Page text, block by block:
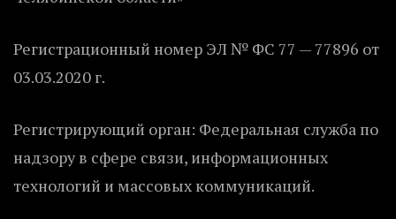
Регистрационный номер ЭЛ № ФС 77 — 77896 от
03.03.2020 г.
Регистрирующий орган: Федеральная служба по
надзору в сфере связи, информационных
технологий и массовых коммуникаций.